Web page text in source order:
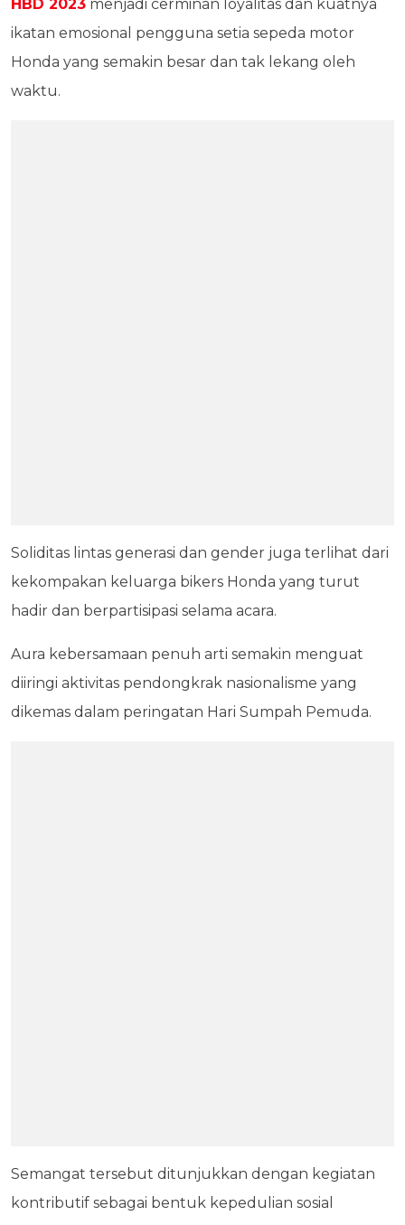
HBD 2023 menjadi cerminan loyalitas dan kuatnya
ikatan emosional pengguna setia sepeda motor
Honda yang semakin besar dan tak lekang oleh
waktu.
Soliditas lintas generasi dan gender juga terlihat dari
kekompakan keluarga bikers Honda yang turut
hadir dan berpartisipasi selama acara.
Aura kebersamaan penuh arti semakin menguat
diiringi aktivitas pendongkrak nasionalisme yang
dikemas dalam peringatan Hari Sumpah Pemuda.
Semangat tersebut ditunjukkan dengan kegiatan
kontributif sebagai bentuk kepedulian sosial